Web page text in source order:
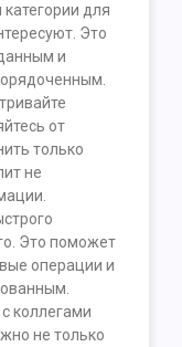
для
Это
и
от
только
не
Это поможет
операции и
коллегами
не только